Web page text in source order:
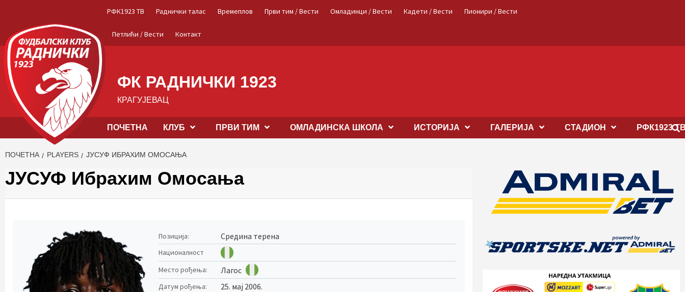
content
РФК1923 ТВ Раднички талас Времеплов Први тим / Вести Омладинци / Вести Кадети / Вести Пионири / Вести
Петлићи / Вести Контакт
ФК РАДНИЧКИ 1923
КРАГУЈЕВАЦ
ПОЧЕТНА КЛУБ ПРВИ ТИМ OМЛАДИНСКА ШКОЛА ИСТОРИЈА ГАЛЕРИЈА СТАДИОН РФК1923
ПОЧЕТНА PLAYERS ЈУСУФ ИБРАХИМ ОМОСАЊА
ЈУСУФ Ибрахим Омосања
Позиција: Средина терена
Националност
Место рођења:
Лагос
Датум рођења: 25. мај 2006.